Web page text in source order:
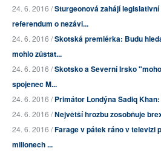
24. 6. 2016 /Sturgeonová zahájí
referendum o nezávi...
24. 6. 2016 /Skotská premiérka: Budu
mohlo zůstat...
24. 6. 2016 /Skotsko a Severní Irsko
spojenec M...
24. 6. 2016 /Primátor Londýna Sadiq
24. 6. 2016 /Největší hrozbu zosobňuje
24. 6. 2016 /Farage v pátek ráno v televizi
milionech ...